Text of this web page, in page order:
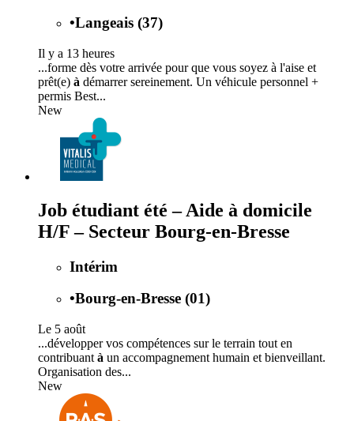
•Langeais (37)
Il y a 13 heures
...forme dès votre arrivée pour que vous soyez à l'aise et
prêt(e) à démarrer sereinement. Un véhicule personnel +
permis Best...
New
Job étudiant été – Aide à domicile
H/F – Secteur Bourg-en-Bresse
Intérim
•Bourg-en-Bresse (01)
Le 5 août
...développer vos compétences sur le terrain tout en
contribuant à un accompagnement humain et bienveillant.
Organisation des...
New